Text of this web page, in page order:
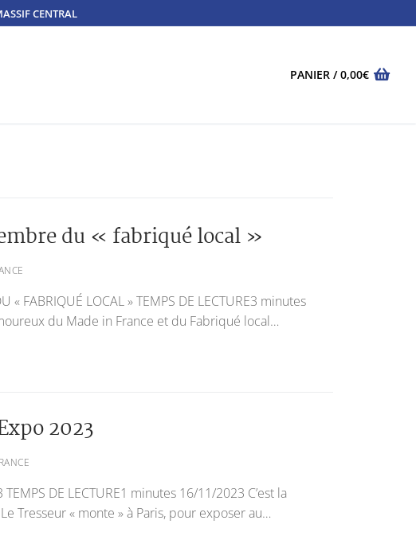
CENTRAL
PANIER / 0,00€
du « fabriqué local »
« FABRIQUÉ LOCAL » TEMPS DE LECTURE3 minutes
du Made in France et du Fabriqué local…
2023
TEMPS DE LECTURE1 minutes 16/11/2023 C’est la
Tresseur « monte » à Paris, pour exposer au…